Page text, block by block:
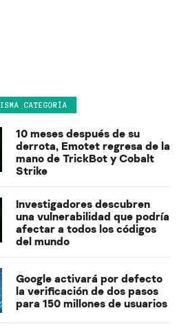
CATEGORÍA
10 meses después de su
derrota, Emotet regresa de la
mano de TrickBot y Cobalt
Strike
Investigadores descubren
una vulnerabilidad que podría
afectar a todos los códigos
del mundo
Google activará por defecto
la verificación de dos pasos
para 150 millones de usuarios